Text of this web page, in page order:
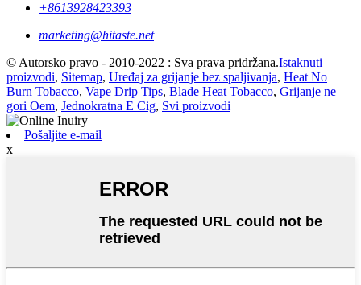
+8613928423393
marketing@hitaste.net
© Autorsko pravo - 2010-2022 : Sva prava pridržana.Istaknuti
proizvodi, Sitemap, Uređaj za grijanje bez spaljivanja, Heat No
Burn Tobacco, Vape Drip Tips, Blade Heat Tobacco, Grijanje ne
gori Oem, Jednokratna E Cig, Svi proizvodi
Pošaljite e-mail
x